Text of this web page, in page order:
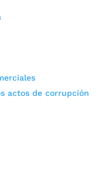
actos de corrupción
de
público, privado
actividad
entorno. La
de
audio: Luis
Municipal de